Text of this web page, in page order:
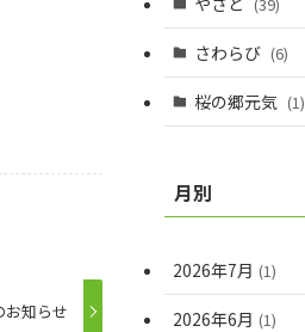
お知らせ
さわらび (6)
桜の郷元気 (1)
月別
2026年7月 (1)
2026年6月 (1)